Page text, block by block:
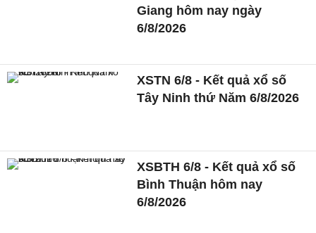
Giang hôm nay ngày
6/8/2026
XSTN 6/8 - Kết quả xổ số
Tây Ninh thứ Năm 6/8/2026
XSBTH 6/8 - Kết quả xổ số
Bình Thuận hôm nay
6/8/2026